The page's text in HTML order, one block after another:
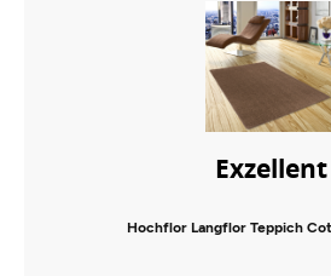
Exzellent
Hochflor Langflor Teppich